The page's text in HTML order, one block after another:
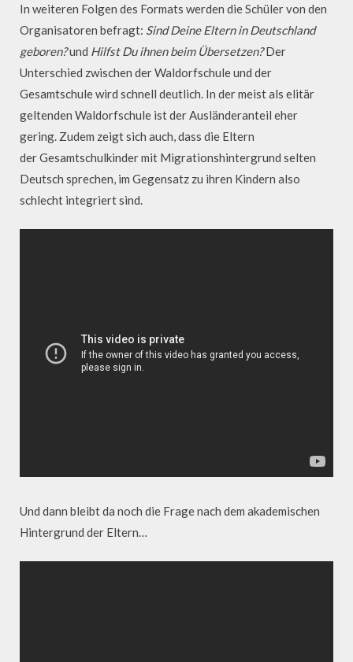
In weiteren Folgen des Formats werden die Schüler von den
Organisatoren befragt: Sind Deine Eltern in Deutschland
geboren?und Hilfst Du ihnen beim Übersetzen?Der
Unterschied zwischen der Waldorfschule und der
Gesamtschule wird schnell deutlich. In der meist als elitär
geltenden Waldorfschule ist der Ausländeranteil eher
gering. Zudem zeigt sich auch, dass die Eltern
der Gesamtschulkinder mit Migrationshintergrund selten
Deutsch sprechen, im Gegensatz zu ihren Kindern also
schlecht integriert sind.
Und dann bleibt da noch die Frage nach dem akademischen
Hintergrund der Eltern…